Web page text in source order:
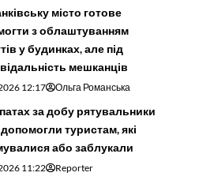
місто готове
з облаштуванням
у будинках, але під
мешканців
12:17 Ольга Романська
за добу рятувальники
допомогли туристам, які
або заблукали
11:22 Reporter